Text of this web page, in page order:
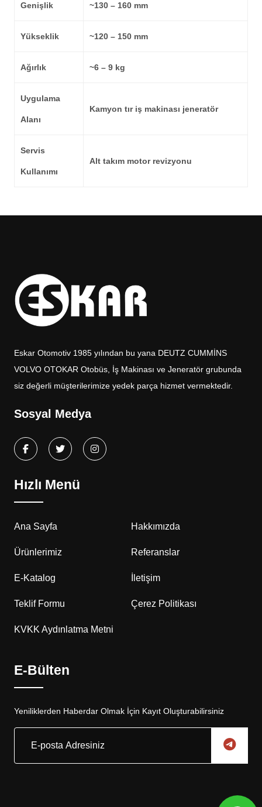
Genişlik ~130 – 160 mm
Yükseklik ~120 – 150 mm
Ağırlık ~6 – 9 kg
Uygulama
Alanı
Kamyon tır iş makinası jeneratör
Servis
Kullanımı
Alt takım motor revizyonu
Eskar Otomotiv 1985 yılından bu yana DEUTZ CUMMİNS
VOLVO OTOKAR Otobüs, İş Makinası ve Jeneratör grubunda
siz değerli müşterilerimize yedek parça hizmet vermektedir.
Sosyal Medya
Hızlı Menü
Ana Sayfa Hakkımızda
Ürünlerimiz Referanslar
E-Katalog İletişim
Teklif Formu Çerez Politikası
KVKK Aydınlatma Metni
E-Bülten
Yeniliklerden Haberdar Olmak İçin Kayıt Oluşturabilirsiniz